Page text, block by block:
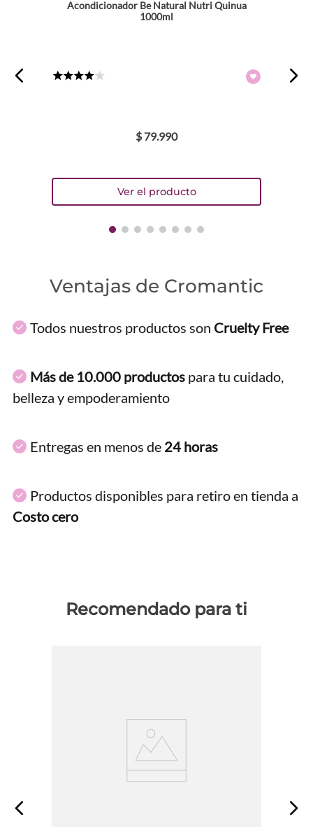
Acondicionador Be Natural Nutri Quinua
1000ml
$ 79.990
Ventajas de Cromantic
Todos nuestros productos son Cruelty Free
Más de 10.000 productos para tu cuidado,
belleza y empoderamiento
Entregas en menos de 24 horas
Productos disponibles para retiro en tienda a
Costo cero
Recomendado para ti